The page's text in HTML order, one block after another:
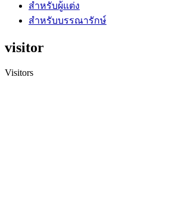
สำหรับผู้แต่ง
สำหรับบรรณารักษ์
visitor
Visitors